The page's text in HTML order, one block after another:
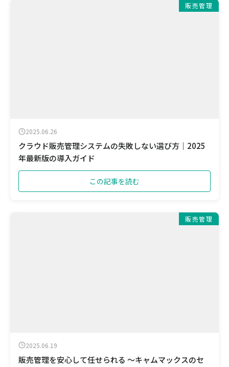
販売管理
2025.06.26
クラウド販売管理システムの失敗しない選び方｜2025
年最新版の導入ガイド
この記事を読む
販売管理
2025.06.19
販売管理を安心して任せられる ～キャムマックスのセ